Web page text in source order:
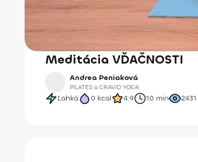
Meditácia VĎAČNOSTI
Andrea Peniaková
PILATES a GRAVID YOGA
Ľahká 0 kcal 4.9 10 min 2431